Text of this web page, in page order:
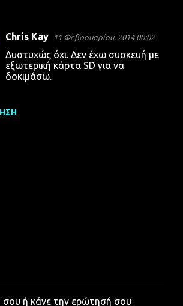
Chris Kay 11 Φεβρουαρίου, 2014 00:02
Δυστυχώς όχι. Δεν έχω συσκευή με
εξωτερική κάρτα SD για να
δοκιμάσω.
ή κάνε την ερώτησή σου